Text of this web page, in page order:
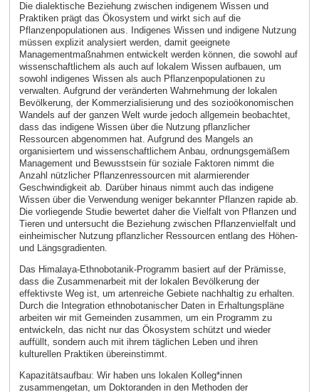
Die dialektische Beziehung zwischen indigenem Wissen und
Praktiken prägt das Ökosystem und wirkt sich auf die
Pflanzenpopulationen aus. Indigenes Wissen und indigene Nutzung
müssen explizit analysiert werden, damit geeignete
Managementmaßnahmen entwickelt werden können, die sowohl auf
wissenschaftlichem als auch auf lokalem Wissen aufbauen, um
sowohl indigenes Wissen als auch Pflanzenpopulationen zu
verwalten. Aufgrund der veränderten Wahrnehmung der lokalen
Bevölkerung, der Kommerzialisierung und des sozioökonomischen
Wandels auf der ganzen Welt wurde jedoch allgemein beobachtet,
dass das indigene Wissen über die Nutzung pflanzlicher
Ressourcen abgenommen hat. Aufgrund des Mangels an
organisiertem und wissenschaftlichem Anbau, ordnungsgemäßem
Management und Bewusstsein für soziale Faktoren nimmt die
Anzahl nützlicher Pflanzenressourcen mit alarmierender
Geschwindigkeit ab. Darüber hinaus nimmt auch das indigene
Wissen über die Verwendung weniger bekannter Pflanzen rapide ab.
Die vorliegende Studie bewertet daher die Vielfalt von Pflanzen und
Tieren und untersucht die Beziehung zwischen Pflanzenvielfalt und
einheimischer Nutzung pflanzlicher Ressourcen entlang des Höhen-
und Längsgradienten.
Das Himalaya-Ethnobotanik-Programm basiert auf der Prämisse,
dass die Zusammenarbeit mit der lokalen Bevölkerung der
effektivste Weg ist, um artenreiche Gebiete nachhaltig zu erhalten.
Durch die Integration ethnobotanischer Daten in Erhaltungspläne
arbeiten wir mit Gemeinden zusammen, um ein Programm zu
entwickeln, das nicht nur das Ökosystem schützt und wieder
auffüllt, sondern auch mit ihrem täglichen Leben und ihren
kulturellen Praktiken übereinstimmt.
Kapazitätsaufbau: Wir haben uns lokalen Kolleg*innen
zusammengetan, um Doktoranden in den Methoden der